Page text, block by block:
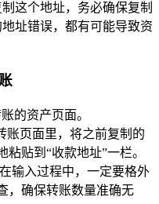
这个地址，务必确保复制
址错误，都有可能导致资
的资产页面。
账页面里，将之前复制的
贴到“收款地址”一栏。
输入过程中，一定要格外
，确保转账数量准确无